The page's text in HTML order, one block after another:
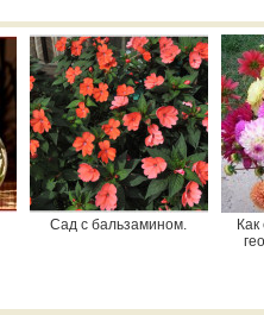
Сад с бальзамином.